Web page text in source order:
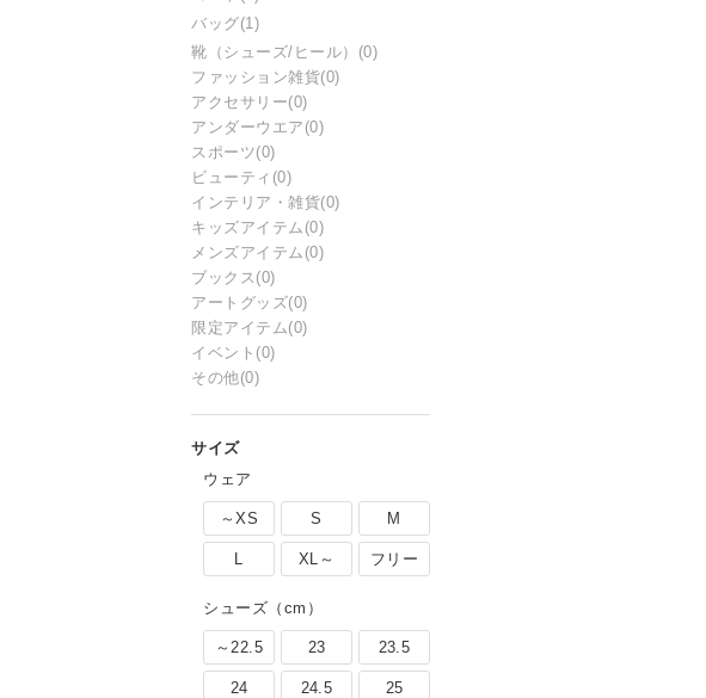
バッグ(1)
靴（シューズ/ヒール） (0)
ファッション雑貨(0)
アクセサリー(0)
アンダーウエア (0)
スポーツ(0)
ビューティ (0)
インテリア・雑貨(0)
キッズアイテム (0)
メンズアイテム (0)
ブックス (0)
アートグッズ(0)
限定アイテム(0)
イベント (0)
その他(0)
ウェア
～XS S M
L XL～ フリー
シューズ（cm）
～22.5 23 23.5
24 24.5 25